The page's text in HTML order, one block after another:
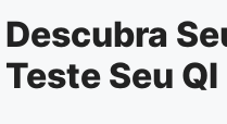
Pular
para
o
Descubra
Teste Seu QI